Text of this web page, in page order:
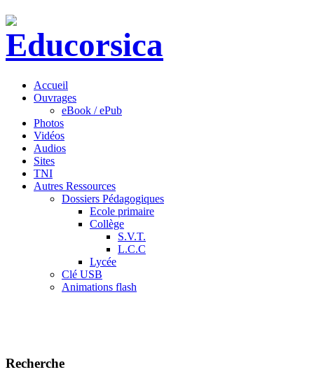
Accueil
Ouvrages
eBook / ePub
Photos
Vidéos
Audios
Sites
TNI
Autres Ressources
Dossiers Pédagogiques
Ecole primaire
Collège
S.V.T.
L.C.C
Lycée
Clé USB
Animations flash
Recherche